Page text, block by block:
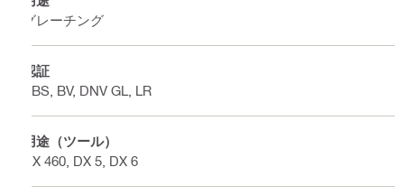
グレーチング
認証
ABS, BV, DNV GL, LR
用途（ツール）
DX 460, DX 5, DX 6